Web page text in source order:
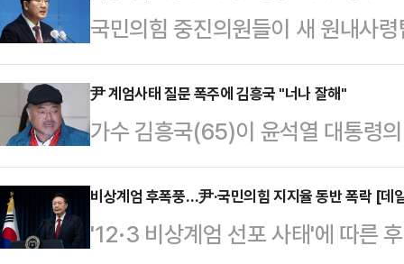
계엄보다 더한 짓도 할 인물'이라며
지금 가장 중요한 점을 망각하고 있
상화냐"라고 지적했다.이어 "국민
에 이 대표는 어제 외신과의 인터뷰
과시했다"…
국민의힘 중진의원들이 새 원내사
를 모았다. 하지만 중진회의 내에서
도 직접 반대 의견을 내놓는 등 친
어질 수 있을지 여부는 미지수다.
에서 중진회의를 열어 새로운 원내
교환했다.이날 회동에는 조경태·권
출·박덕흠·윤재옥·이종배·이헌승·
尹 계엄사태 질문 폭주에 김흥국 "너나 잘해"
가수 김흥국(65)이 윤석열 대통령
누리꾼들에게 자신의 견해를 밝혔
들이대 TV'에는 일부 누리꾼들이
핵에 대한 질문을 댓글로 남겼다.
비상계엄 후폭풍…尹·국민의힘 지지율 동반 폭락 [데
'12·3 비상계엄 선포 사태'에 따른